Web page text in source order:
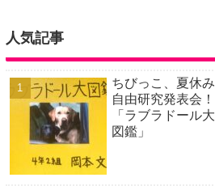
人気記事
ちびっこ、夏休み
自由研究発表会！
「ラブラドール大
図鑑」